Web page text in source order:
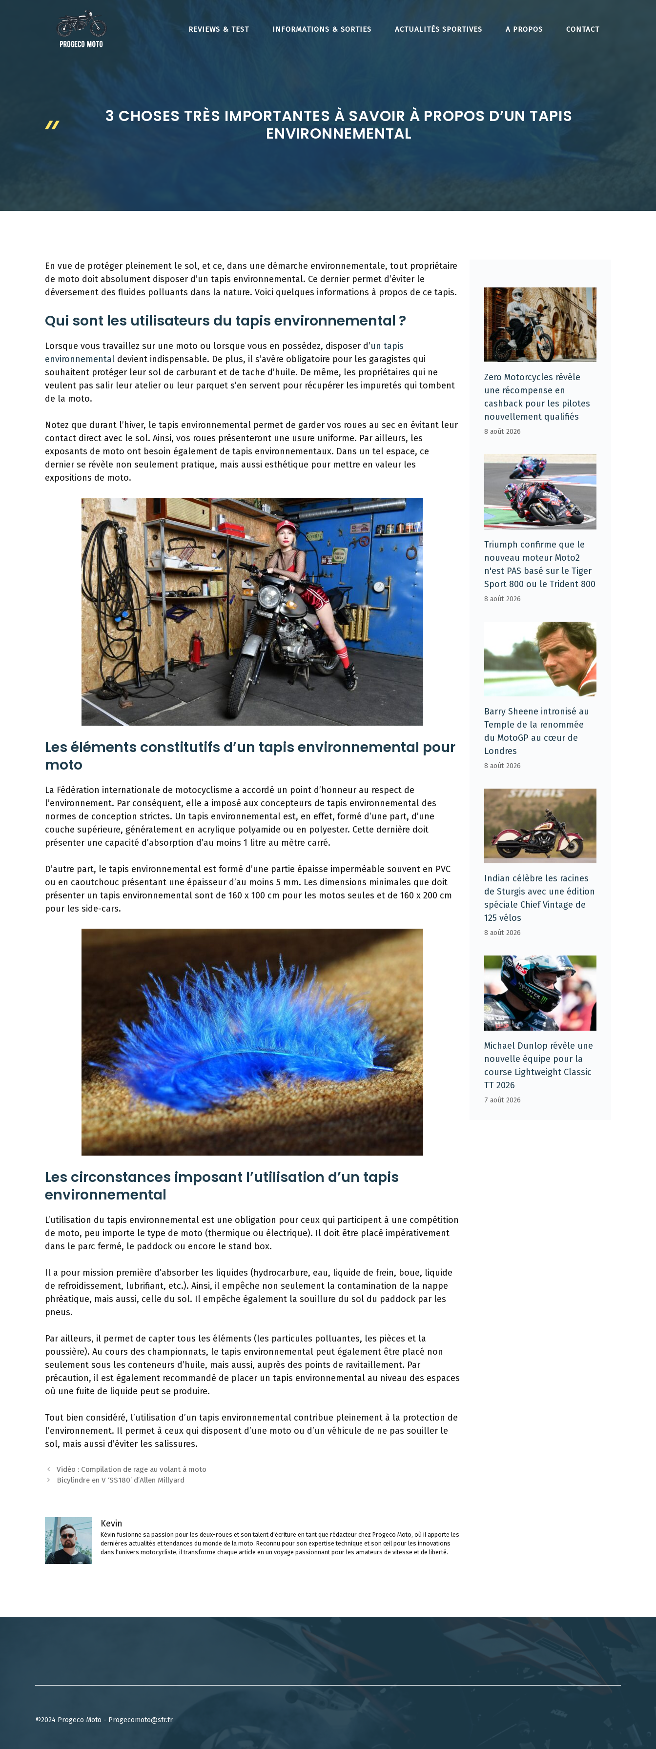
REVIEWS & TEST INFORMATIONS & SORTIES ACTUALITÉS SPORTIVES A PROPOS CONTACT
3 CHOSES TRÈS IMPORTANTES À SAVOIR À PROPOS D’UN TAPIS
ENVIRONNEMENTAL
En vue de protéger pleinement le sol, et ce, dans une démarche environnementale, tout propriétaire
de moto doit absolument disposer d’un tapis environnemental. Ce dernier permet d’éviter le
déversement des fluides polluants dans la nature. Voici quelques informations à propos de ce tapis.
Qui sont les utilisateurs du tapis environnemental ?
Lorsque vous travaillez sur une moto ou lorsque vous en possédez, disposer d’un tapis
environnemental devient indispensable. De plus, il s’avère obligatoire pour les garagistes qui
souhaitent protéger leur sol de carburant et de tache d’huile. De même, les propriétaires qui ne
veulent pas salir leur atelier ou leur parquet s’en servent pour récupérer les impuretés qui tombent
de la moto.
Notez que durant l’hiver, le tapis environnemental permet de garder vos roues au sec en évitant leur
contact direct avec le sol. Ainsi, vos roues présenteront une usure uniforme. Par ailleurs, les
exposants de moto ont besoin également de tapis environnementaux. Dans un tel espace, ce
dernier se révèle non seulement pratique, mais aussi esthétique pour mettre en valeur les
expositions de moto.
Les éléments constitutifs d’un tapis environnemental pour
moto
La Fédération internationale de motocyclisme a accordé un point d’honneur au respect de
l’environnement. Par conséquent, elle a imposé aux concepteurs de tapis environnemental des
normes de conception strictes. Un tapis environnemental est, en effet, formé d’une part, d’une
couche supérieure, généralement en acrylique polyamide ou en polyester. Cette dernière doit
présenter une capacité d’absorption d’au moins 1 litre au mètre carré.
D’autre part, le tapis environnemental est formé d’une partie épaisse imperméable souvent en PVC
ou en caoutchouc présentant une épaisseur d’au moins 5 mm. Les dimensions minimales que doit
présenter un tapis environnemental sont de 160 x 100 cm pour les motos seules et de 160 x 200 cm
pour les side-cars.
Les circonstances imposant l’utilisation d’un tapis
environnemental
L’utilisation du tapis environnemental est une obligation pour ceux qui participent à une compétition
de moto, peu importe le type de moto (thermique ou électrique). Il doit être placé impérativement
dans le parc fermé, le paddock ou encore le stand box.
Il a pour mission première d’absorber les liquides (hydrocarbure, eau, liquide de frein, boue, liquide
de refroidissement, lubrifiant, etc.). Ainsi, il empêche non seulement la contamination de la nappe
phréatique, mais aussi, celle du sol. Il empêche également la souillure du sol du paddock par les
pneus.
Par ailleurs, il permet de capter tous les éléments (les particules polluantes, les pièces et la
poussière). Au cours des championnats, le tapis environnemental peut également être placé non
seulement sous les conteneurs d’huile, mais aussi, auprès des points de ravitaillement. Par
précaution, il est également recommandé de placer un tapis environnemental au niveau des espaces
où une fuite de liquide peut se produire.
Tout bien considéré, l’utilisation d’un tapis environnemental contribue pleinement à la protection de
l’environnement. Il permet à ceux qui disposent d’une moto ou d’un véhicule de ne pas souiller le
sol, mais aussi d’éviter les salissures.
Navigation
des
Vidéo : Compilation de rage au volant à moto
Bicylindre en V ‘SS180’ d’Allen Millyard
Kevin
Kévin fusionne sa passion pour les deux-roues et son talent d'écriture en tant que rédacteur chez Progeco Moto, où il apporte les
dernières actualités et tendances du monde de la moto. Reconnu pour son expertise technique et son œil pour les innovations
dans l'univers motocycliste, il transforme chaque article en un voyage passionnant pour les amateurs de vitesse et de liberté.
Zero Motorcycles révèle
une récompense en
cashback pour les pilotes
nouvellement qualifiés
8 août 2026
Triumph confirme que le
nouveau moteur Moto2
n'est PAS basé sur le Tiger
Sport 800 ou le Trident 800
8 août 2026
Barry Sheene intronisé au
Temple de la renommée
du MotoGP au cœur de
Londres
8 août 2026
Indian célèbre les racines
de Sturgis avec une édition
spéciale Chief Vintage de
125 vélos
8 août 2026
Michael Dunlop révèle une
nouvelle équipe pour la
course Lightweight Classic
TT 2026
7 août 2026
©2024 Progeco Moto - Progecomoto@sfr.fr